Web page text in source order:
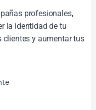
profesionales,
la identidad de tu
clientes y aumentar tus